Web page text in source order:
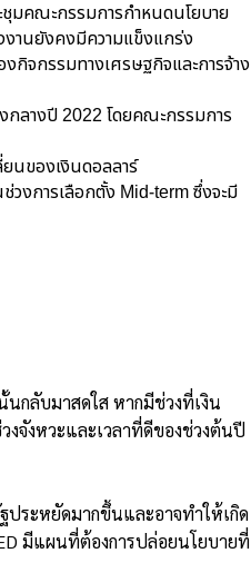
มคณะกรรมการกำหนดนโยบาย
งานยังคงมีความแข็งแกร่ง
กิจกรรมทางเศรษฐกิจและการจ้าง
กลางปี 2022 โดยคณะกรรมการ
ยนของเงินดอลลาร์
งการเลือกตั้ง Mid-term ซึ่งจะมี
กลับมาสดใส หากมีช่วงที่เงิน
จังหวะและเวลาที่ดีของช่วงต้นปี
ประหยัดมากขึ้นและอาจทำให้เกิด
มีแผนที่ต้องการปล่อยนโยบายที่